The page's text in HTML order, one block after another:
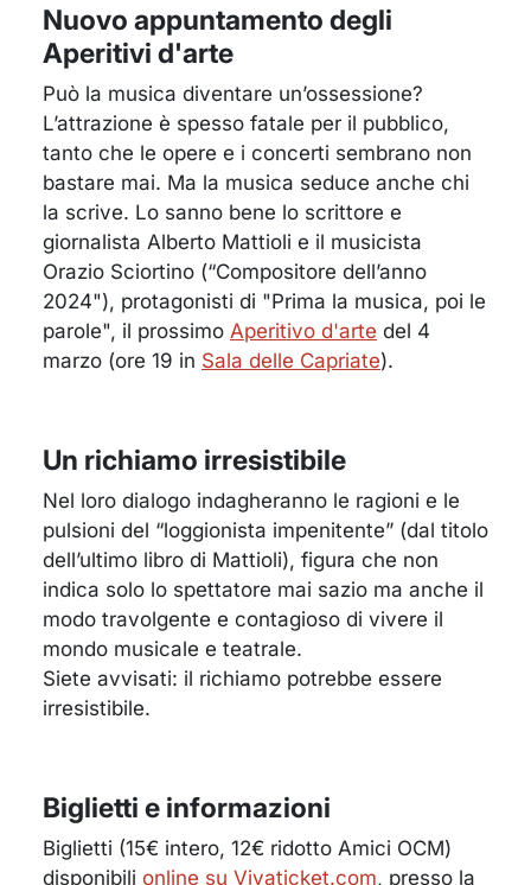
Nuovo appuntamento degli
Aperitivi d'arte
Può la musica diventare un’ossessione?
L’attrazione è spesso fatale per il pubblico,
tanto che le opere e i concerti sembrano non
bastare mai. Ma la musica seduce anche chi
la scrive. Lo sanno bene lo scrittore e
giornalista Alberto Mattioli e il musicista
Orazio Sciortino (“Compositore dell’anno
2024"), protagonisti di "Prima la musica, poi le
parole", il prossimo Aperitivo d'arte del 4
marzo (ore 19 in Sala delle Capriate).
Un richiamo irresistibile
Nel loro dialogo indagheranno le ragioni e le
pulsioni del “loggionista impenitente” (dal titolo
dell’ultimo libro di Mattioli), figura che non
indica solo lo spettatore mai sazio ma anche il
modo travolgente e contagioso di vivere il
mondo musicale e teatrale.
Siete avvisati: il richiamo potrebbe essere
irresistibile.
Biglietti e informazioni
Biglietti (15€ intero, 12€ ridotto Amici OCM)
disponibili online su Vivaticket.com, presso la